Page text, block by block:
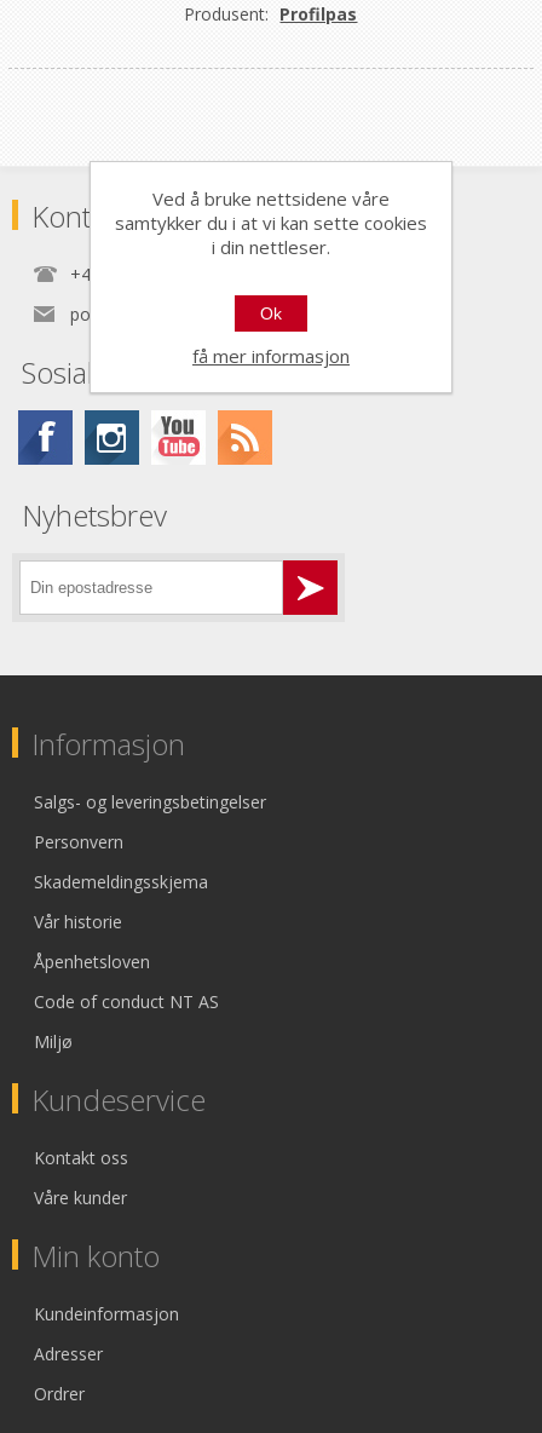
Produsent: Profilpas
Kontaktinformasjon
+47 22 30 40 70
post@nordictools.no
Sosiale medier
Nyhetsbrev
Informasjon
Salgs- og leveringsbetingelser
Personvern
Skademeldingsskjema
Vår historie
Åpenhetsloven
Code of conduct NT AS
Miljø
Kundeservice
Kontakt oss
Våre kunder
Min konto
Kundeinformasjon
Adresser
Ordrer
Ved å bruke nettsidene våre
samtykker du i at vi kan sette cookies
i din nettleser.
Ok
få mer informasjon